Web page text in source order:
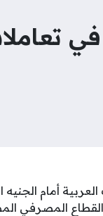
صرف العملات العربية أمام
المصرفي